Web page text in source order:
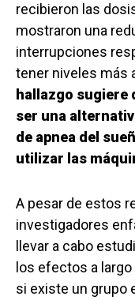
recibieron las
mostraron una
interrupciones
tener niveles más
hallazgo sugiere
ser una
de apnea del
utilizar las
A pesar de estos
investigadores
llevar a cabo
los efectos a
si existe un grupo